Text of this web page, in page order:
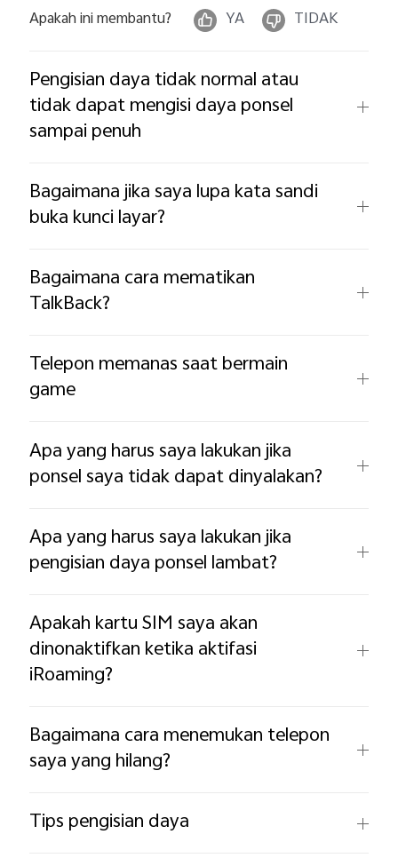
Apakah ini membantu? YA TIDAK
Pengisian daya tidak normal atau
tidak dapat mengisi daya ponsel
sampai penuh
Bagaimana jika saya lupa kata sandi
buka kunci layar?
Bagaimana cara mematikan
TalkBack?
Telepon memanas saat bermain
game
Apa yang harus saya lakukan jika
ponsel saya tidak dapat dinyalakan?
Apa yang harus saya lakukan jika
pengisian daya ponsel lambat?
Apakah kartu SIM saya akan
dinonaktifkan ketika aktifasi
iRoaming?
Bagaimana cara menemukan telepon
saya yang hilang?
Tips pengisian daya